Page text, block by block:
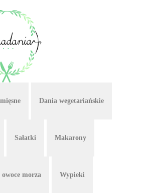
Dania wegetariańskie
Sałatki Makarony
morza Wypieki